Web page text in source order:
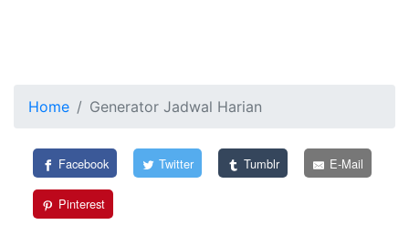
Home Generator Jadwal Harian
Facebook Twitter Tumblr E-Mail
Pinterest